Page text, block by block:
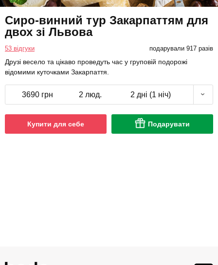
Сиро-винний тур Закарпаттям для
двох зі Львова
53 відгуки подарували 917 разів
Друзі весело та цікаво проведуть час у груповій подорожі
відомими куточками Закарпаття.
3690 грн 2 люд. 2 дні (1 ніч)
Купити для себе Подарувати